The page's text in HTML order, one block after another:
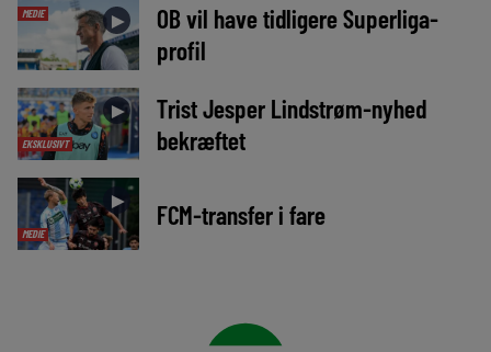
MEDIE ►
OB vil have tidligere Superliga-
profil
EKSKLUSIVT
►
Trist Jesper Lindstrøm-nyhed
bekræftet
MEDIE
► FCM-transfer i fare